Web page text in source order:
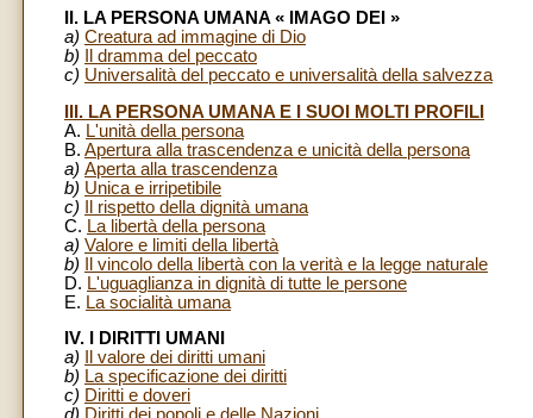
II. LA PERSONA UMANA « IMAGO DEI »
a) Creatura ad immagine di Dio
b)
Il dramma del peccato
c) Universalità del peccato e universalità della salvezza
III. LA PERSONA UMANA E I SUOI MOLTI PROFILI
A. L'unità della persona
B. Apertura alla trascendenza e unicità della persona
a) Aperta alla trascendenza
b) Unica e irripetibile
c)
Il rispetto della dignità umana
C. La libertà della persona
a) Valore e limiti della libertà
b)
Il vincolo della libertà con la verità e la legge naturale
D. L'uguaglianza in dignità di tutte le persone
E. La socialità umana
IV. I DIRITTI UMANI
a)
Il valore dei diritti umani
b) La specificazione dei diritti
c) Diritti e doveri